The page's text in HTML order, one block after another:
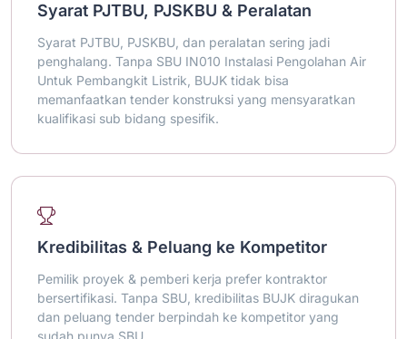
Syarat PJTBU, PJSKBU & Peralatan
Syarat PJTBU, PJSKBU, dan peralatan sering jadi
penghalang. Tanpa SBU IN010 Instalasi Pengolahan Air
Untuk Pembangkit Listrik, BUJK tidak bisa
memanfaatkan tender konstruksi yang mensyaratkan
kualifikasi sub bidang spesifik.
Kredibilitas & Peluang ke Kompetitor
Pemilik proyek & pemberi kerja prefer kontraktor
bersertifikasi. Tanpa SBU, kredibilitas BUJK diragukan
dan peluang tender berpindah ke kompetitor yang
sudah punya SBU.